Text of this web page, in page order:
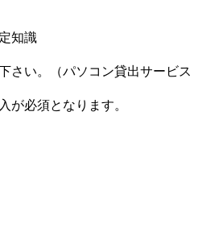
知識
さい。（パソコン貸出サービス
が必須となります。